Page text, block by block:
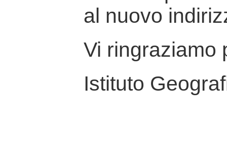
al nuovo
Vi ringraziamo
Istituto